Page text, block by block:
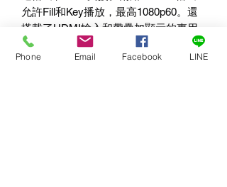
允許Fill和Key播放，最高1080p60。還
搭載了HDMI輸入和帶疊加顯示的專用
3G-SDI監看輸出。在前面板按下任何按
鈕後，訊號都會被發送到專用的RS-422
Phone Email Facebook LINE